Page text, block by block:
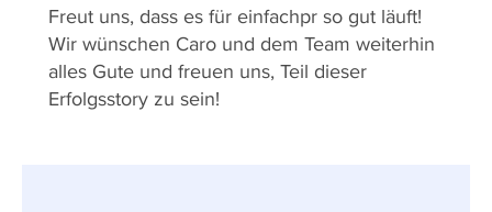
Freut uns, dass es für einfachpr so gut läuft!
Wir wünschen Caro und dem Team weiterhin
alles Gute und freuen uns, Teil dieser
Erfolgsstory zu sein!